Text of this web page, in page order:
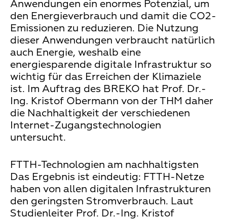
Anwendungen ein enormes Potenzial, um
den Energieverbrauch und damit die CO2-
Emissionen zu reduzieren. Die Nutzung
dieser Anwendungen verbraucht natürlich
auch Energie, weshalb eine
energiesparende digitale Infrastruktur so
wichtig für das Erreichen der Klimaziele
ist. Im Auftrag des BREKO hat Prof. Dr.-
Ing. Kristof Obermann von der THM daher
die Nachhaltigkeit der verschiedenen
Internet-Zugangstechnologien
untersucht.
FTTH-Technologien am nachhaltigsten
Das Ergebnis ist eindeutig: FTTH-Netze
haben von allen digitalen Infrastrukturen
den geringsten Stromverbrauch. Laut
Studienleiter Prof. Dr.-Ing. Kristof